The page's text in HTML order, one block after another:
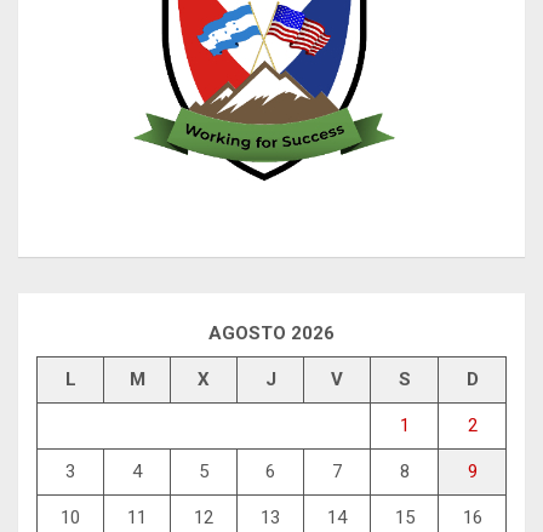
AGOSTO 2026
L M X J V S D
1 2
3 4 5 6 7 8 9
10 11 12 13 14 15 16